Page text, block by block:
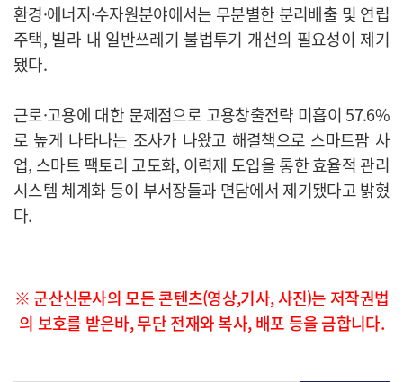
환경·에너지·수자원분야에서는 무분별한 분리배출 및 연립
주택, 빌라 내 일반쓰레기 불법투기 개선의 필요성이 제기
됐다.
근로·고용에 대한 문제점으로 고용창출전략 미흡이 57.6%
로 높게 나타나는 조사가 나왔고 해결책으로 스마트팜 사
업, 스마트 팩토리 고도화, 이력제 도입을 통한 효율적 관리
시스템 체계화 등이 부서장들과 면담에서 제기됐다고 밝혔
다.
※ 군산신문사의 모든 콘텐츠(영상,기사, 사진)는 저작권법
의 보호를 받은바, 무단 전재와 복사, 배포 등을 금합니다.